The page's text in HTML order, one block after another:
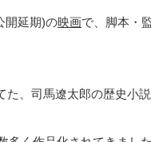
開延期)の映画で、脚本・
た、司馬遼太郎の歴史小